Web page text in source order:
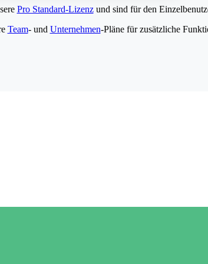
Pro Standard-Lizenzund sind für den
Team- und Unternehmen-Pläne für zusätzliche